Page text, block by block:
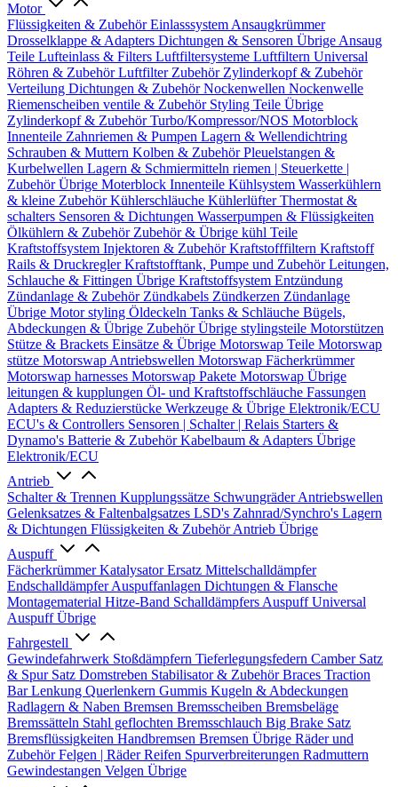
Motor
Flüssigkeiten & ZubehörEinlasssystem Ansaugkrümmer
Drosselklappe & Adapters Dichtungen & Sensoren Übrige Ansaug
Teile Lufteinlass & Filters Luftfiltersysteme Luftfiltern Universal
Röhren & ZubehörLuftfilter Zubehör Zylinderkopf & Zubehör
Verteilung Dichtungen & ZubehörNockenwellen Nockenwelle
Riemenscheiben ventile & Zubehör Styling Teile Übrige
Zylinderkopf & ZubehörTurbo/Kompressor/NOS Motorblock
Innenteile Zahnriemen & Pumpen Lagern & Wellendichtring
Schrauben & Muttern Kolben & ZubehörPleuelstangen &
Kurbelwellen Lagern & Schmiermitteln riemen | Steuerkette |
ZubehörÜbrige Moterblock Innenteile Kühlsystem Wasserkühlern
& kleine ZubehörKühlerschläuche KühlerlüfterThermostat &
schalters Sensoren & Dichtungen Wasserpumpen & Flüssigkeiten
Ölkühlern & Zubehör Zubehör & Übrige kühl Teile
Kraftstoffsystem Injektoren & ZubehörKraftstofffiltern Kraftstoff
Rails & DruckreglerKraftstofftank, Pumpe und ZubehörLeitungen,
Schlauche & Fittingen Übrige Kraftstoffsystem Entzündung
Zündanlage & Zubehör Zündkabels Zündkerzen Zündanlage
Übrige Motor styling Öldeckeln Tanks & Schläuche Bügels,
Abdeckungen & Übrige ZubehörÜbrige stylingsteile Motorstützen
Stütze & Brackets Einsätze & Übrige Motorswap Teile Motorswap
stütze Motorswap Antriebswellen Motorswap Fächerkrümmer
Motorswap harnesses Motorswap Pakete Motorswap Übrige
leitungen & kupplungen Öl- und Kraftstoffschläuche Fassungen
Adapters & Reduzierstücke Werkzeuge & Übrige Elektronik/ECU
ECU's & Controllers Sensoren | Schalter | Relais Starters &
Dynamo's Batterie & ZubehörKabelbaum & Adapters Übrige
Elektronik/ECU
Antrieb
Schalter & Trennen Kupplungssätze SchwungräderAntriebswellen
Gelenksatzes & Faltenbalgsatzes LSD's Zahnrad/Synchro's Lagern
& Dichtungen Flüssigkeiten & ZubehörAntrieb Übrige
Auspuff
FächerkrümmerKatalysator Ersatz Mittelschalldämpfer
EndschalldämpferAuspuffanlagen Dichtungen & Flansche
Montagematerial Hitze-Band Schalldämpfers Auspuff Universal
Auspuff Übrige
Fahrgestell
Gewindefahrwerk Stoßdämpfern Tieferlegungsfedern Camber Satz
& Spur Satz Domstreben Stabilisator & ZubehörBraces Traction
BarLenkung Querlenkern Gummis Kugeln & Abdeckungen
Radlagern & Naben Bremsen Bremsscheiben Bremsbeläge
Bremssätteln Stahl geflochten Bremsschlauch Big Brake Satz
Bremsflüssigkeiten Handbremsen Bremsen Übrige Räder und
ZubehörFelgen | RäderReifen Spurverbreiterungen Radmuttern
Gewindestangen Velgen Übrige